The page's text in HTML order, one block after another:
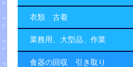
衣類 古着
業務用、大型品、作業
食器の回収 引き取り